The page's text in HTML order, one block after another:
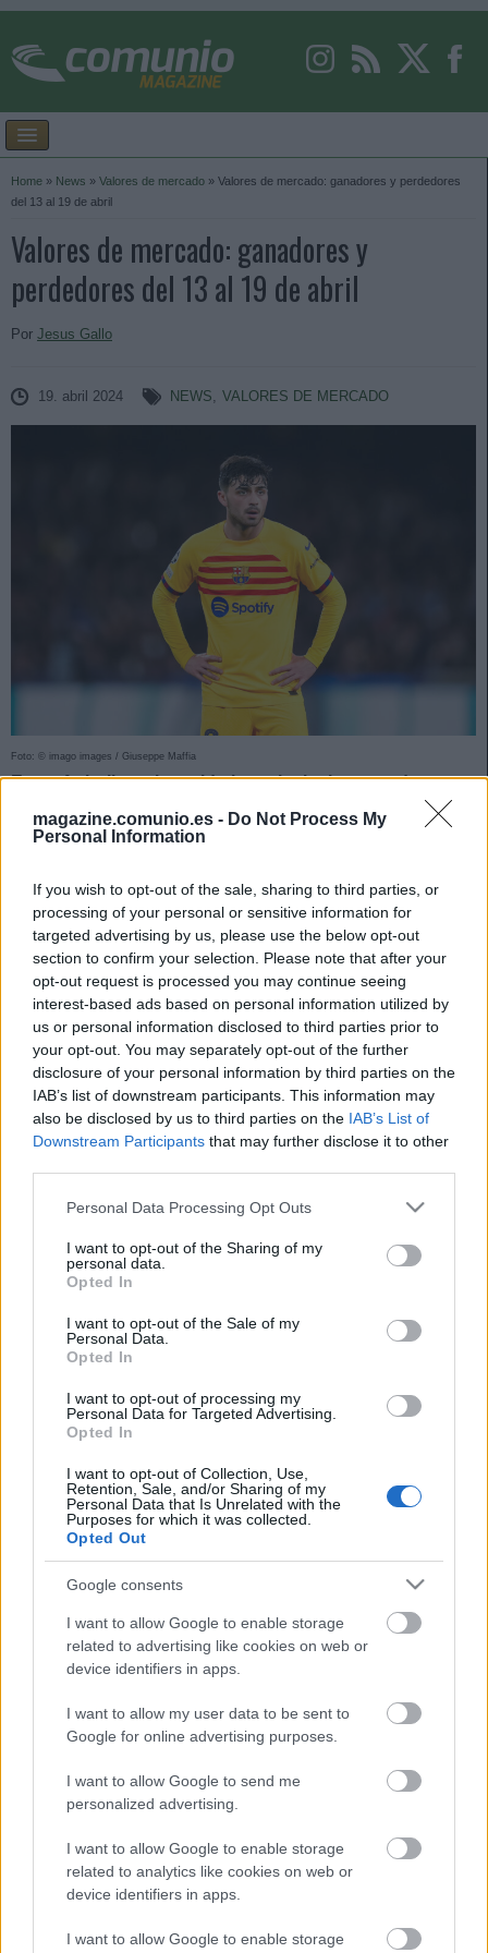
magazine.comunio.es - Do Not Process My
Personal Information
If you wish to opt-out of the sale, sharing to third parties, or
processing of your personal or sensitive information for
targeted advertising by us, please use the below opt-out
section to confirm your selection. Please note that after your
opt-out request is processed you may continue seeing
interest-based ads based on personal information utilized by
us or personal information disclosed to third parties prior to
your opt-out. You may separately opt-out of the further
disclosure of your personal information by third parties on the
IAB’s list of downstream participants. This information may
also be disclosed by us to third parties on the IAB’s List of
Downstream Participants that may further disclose it to other
Please note that this website/app uses one or more Google
not limited to your visit or usage behaviour. You may click to
grant or deny consent to Google and its third-party tags to
use your data for below specified purposes in below Google
consent section.
Personal Data Processing Opt Outs
I want to opt-out of the Sharing of my
personal data.
Opted In
I want to opt-out of the Sale of my
Personal Data.
Opted In
I want to opt-out of processing my
Personal Data for Targeted Advertising.
Opted In
I want to opt-out of Collection, Use,
Retention, Sale, and/or Sharing of my
Personal Data that Is Unrelated with the
Purposes for which it was collected.
Opted Out
Google consents
I want to allow Google to enable storage
related to advertising like cookies on web or
device identifiers in apps.
I want to allow my user data to be sent to
Google for online advertising purposes.
I want to allow Google to send me
personalized advertising.
I want to allow Google to enable storage
related to analytics like cookies on web or
device identifiers in apps.
I want to allow Google to enable storage
Home » News » Valores de mercado » Valores de mercado: ganadores y perdedores
del 13 al 19 de abril
Valores de mercado: ganadores y
perdedores del 13 al 19 de abril
Por Jesus Gallo
19. abril 2024 NEWS, VALORES DE MERCADO
Foto: © imago images / Giuseppe Maffia
Estos futbolistas han sido los principales ganadores y
perdedores de valor de mercado en Comunio entre el 13
y 19 de abril.
Pedri, el más revalorizado
Ligero repunte en los valores de mercado en Comunio tras
varias semanas a la baja, con una subida general de 2
millones de euros entre el 13 y el 19 de abril. El futbolista
más revalorizado de los últimos 7 días ha sidoPedri, quien
reapareció en la jornada 31 tras dejar atrás una lesión
muscular. El jugador canario subió su precio en 1.520.000
Por su parte, su compañeroRaphinhaincrementó su valor
de mercado en 1.500.000 € y sigue con su tendencia al
ha revalorizado en 3,7 millones tras su buen momento en
Fede Valverde ha sido otro de los grandes ganadores de
pasando a tener un precio de 17.300.000 €. Otros tres
futbolistas incrementaron su precio en más de 1 millón entre
y Sancet (1 millón).
Consejos de compra: 5 jugadores en forma por
menos de 3 millones
A estas alturas de temporada es
muy fiables a buen precio. Estos
cinco valen actualmente menos de
3 millones y promedian más de 6
puntos por partido en las últimas
cinco jornadas.
Brais Méndez sigue a la baja
Una semana más el futbolista que más valor ha perdido en
Comunio esBrais Méndez. El centrocampista txuri-urdin no
volverá a jugar más en lo que queda de temporada y la falta
de demanda para ficharle ha hecho que su precio baje en
1,9 millones en los últimos 7 días.
Otro jugador que bajó considerablemente su valorización es